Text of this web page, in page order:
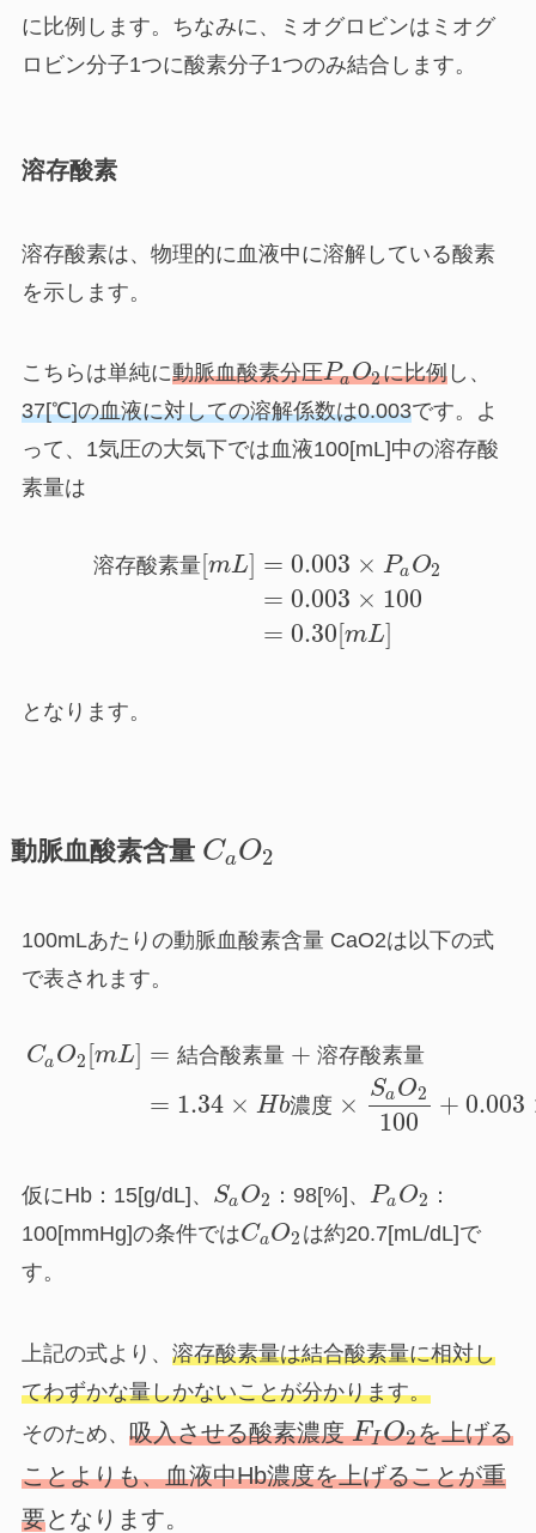
に比例します。ちなみに、ミオグロビンはミオグ
ロビン分子1つに酸素分子1つのみ結合します。
溶存酸素
溶存酸素は、物理的に血液中に溶解している酸素
を示します。
こちらは単純に動脈血酸素分圧PaO2に比例し、
37[℃]の血液に対しての溶解係数は0.003です。よ
って、1気圧の大気下では血液100[mL]中の溶存酸
素量は
溶存酸素量[mL] = 0.003 × Pa O2
= 0.003 × 100
= 0.30[mL]
となります。
動脈血酸素含量 CaO2
100mLあたりの動脈血酸素含量 CaO2は以下の式
で表されます。
Ca O2 [mL] = 結合酸素量 + 溶存酸素量
= 1.34 × Hb濃度 ×
Sa O2
100
+ 0.003
仮にHb：15[g/dL]、 Sa O2 ：98[%]、 Pa O2 ：
100[mmHg]の条件ではCaO2 は約20.7[mL/dL]で
す。
上記の式より、 溶存酸素量は結合酸素量に相対し
てわずかな量しかないことが分かります。
そのため、 吸入させる酸素濃度FIO2を上げる
ことよりも、血液中Hb濃度を上げることが重
要となります。